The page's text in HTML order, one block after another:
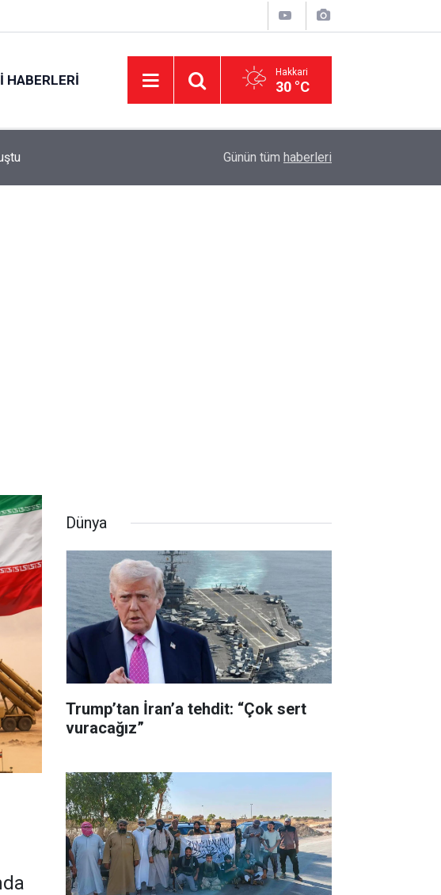
HABERLERI Hakkari
30 °C
AK Parti Hakkâri teşkilatı Şemdinli'de
Günün tüm haberleri
Dünya
Trump’tan İran’a tehdit: “Çok sert
vuracağız”